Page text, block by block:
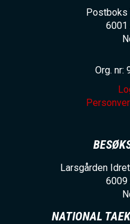
Postboks
6001
Org. nr:
Larsgården
6009
NATIONAL